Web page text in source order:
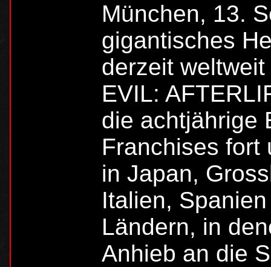
München, 13.
gigantisches
derzeit
EVIL:
die achtjährige
Franchises fort
in Japan,
Italien,
Ländern, in
Anhieb an die